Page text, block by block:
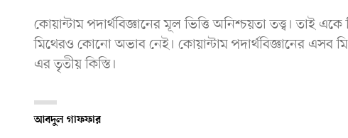
কোয়ান্টাম পদার্থবিজ্ঞানের মূল ভিত্তি অনিশ্চয়তা তত্ত্ব। তাই
মিথেরও কোনো অভাব নেই। কোয়ান্টাম পদার্থবিজ্ঞানের এসব
এর তৃতীয় কিস্তি।
আবদুল গাফফার